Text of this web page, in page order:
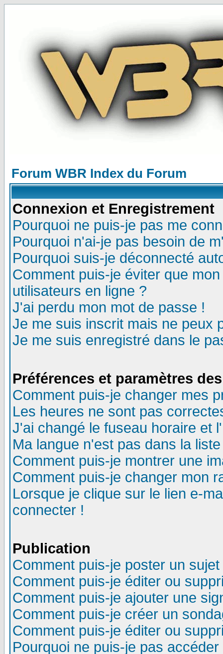
Forum WBR Index du Forum
Connexion et Enregistrement
Pourquoi ne puis-je pas me
Pourquoi n'ai-je pas besoin de
Pourquoi suis-je déconnecté
Comment puis-je éviter que
utilisateurs en ligne ?
J'ai perdu mon mot de passe !
Je me suis inscrit mais ne peux
Je me suis enregistré dans le
Préférences et paramètres
Comment puis-je changer mes
Les heures ne sont pas
J'ai changé le fuseau horaire et
Ma langue n'est pas dans la
Comment puis-je montrer une
Comment puis-je changer mon
Lorsque je clique sur le lien e-
connecter !
Publication
Comment puis-je poster un
Comment puis-je éditer ou
Comment puis-je ajouter une
Comment puis-je créer un
Comment puis-je éditer ou
Pourquoi ne puis-je pas